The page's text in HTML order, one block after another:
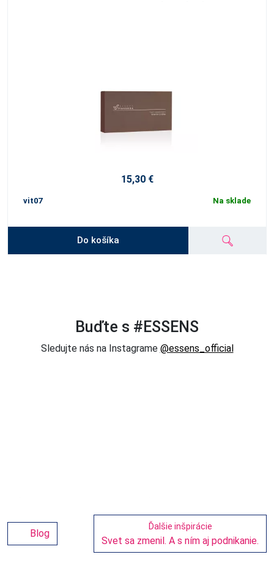
15,30 €
vit07 Na sklade
Do košíka
Buďte s #ESSENS
Sledujte nás na Instagrame @essens_official
Blog
Ďalšie inšpirácie
Svet sa zmenil. A s ním aj podnikanie.